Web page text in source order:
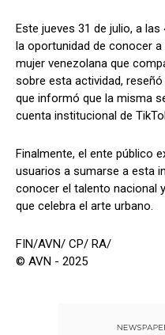
Este jueves 31 de julio, a
la oportunidad de conocer
mujer venezolana que
sobre esta actividad,
que informó que la misma
cuenta institucional de
Finalmente, el ente público
usuarios a sumarse a esta
conocer el talento nacional
que celebra el arte urbano.
FIN/AVN/ CP/ RA/
© AVN - 2025